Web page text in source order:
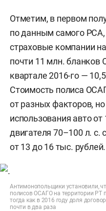
Отметим, в первом
по данным самого РСА,
страховые компании
почти 11 млн. бланков
квартале 2016-го —
Стоимость полиса
от разных факторов,
использования авто
двигателя 70–100 л. с.
от 13 до 16 тыс. рублей.
Антимонопольщики установили,
полисов ОСАГО на территории РТ
тогда как в 2016 году доля
почти в два раза